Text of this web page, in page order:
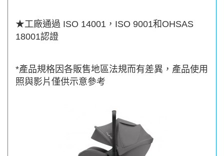
★工廠通過 ISO 14001 ， ISO 9001和 OHSAS
18001認證
*產品規格因各販售地區法規而有差異，產品使用
照與影片僅供示意參考